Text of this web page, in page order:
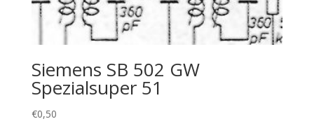
Siemens SB 502 GW
Spezialsuper 51
€0,50